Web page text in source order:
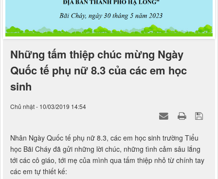
Những tấm thiệp chúc mừng Ngày
Quốc tế phụ nữ 8.3 của các em học
sinh
Chủ nhật - 10/03/2019 14:54
Nhân Ngày Quốc tế phụ nữ 8.3, các em học sinh trường Tiểu
học Bãi Cháy đã gửi những lời chúc, những tình cảm sâu lắng
tới các cô giáo, tới mẹ của mình qua tấm thiệp nhỏ từ chính tay
các em tự thiết kế: